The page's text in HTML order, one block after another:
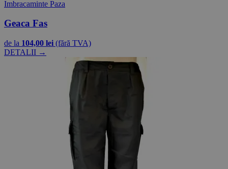
Imbracaminte Paza
Geaca Fas
de la 104,00 lei (fără TVA)
DETALII →